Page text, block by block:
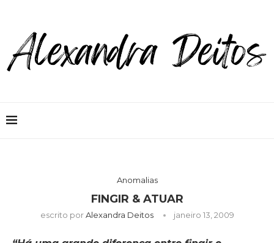
Anomalias
FINGIR & ATUAR
escrito porAlexandra Deitos janeiro 13, 2009